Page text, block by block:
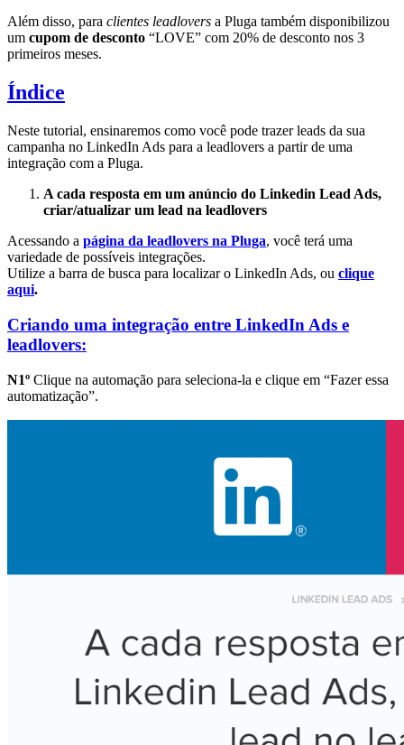
Além disso, para clientes leadlovers a Pluga também disponibilizou
um cupom de desconto “LOVE” com 20% de desconto nos 3
primeiros meses.
Índice
Neste tutorial, ensinaremos como você pode trazer leads da sua
campanha no LinkedIn Ads para a leadlovers a partir de uma
integração com a Pluga.
A cada resposta em um anúncio do Linkedin Lead Ads,
criar/atualizar um lead na leadlovers
Acessando a página da leadlovers na Pluga, você terá uma
variedade de possíveis integrações.
Utilize a barra de busca para localizar o LinkedIn Ads, ou clique
aqui.
Criando uma integração entre LinkedIn Ads e
leadlovers:
N1º Clique na automação para seleciona-la e clique em “Fazer essa
automatização”.